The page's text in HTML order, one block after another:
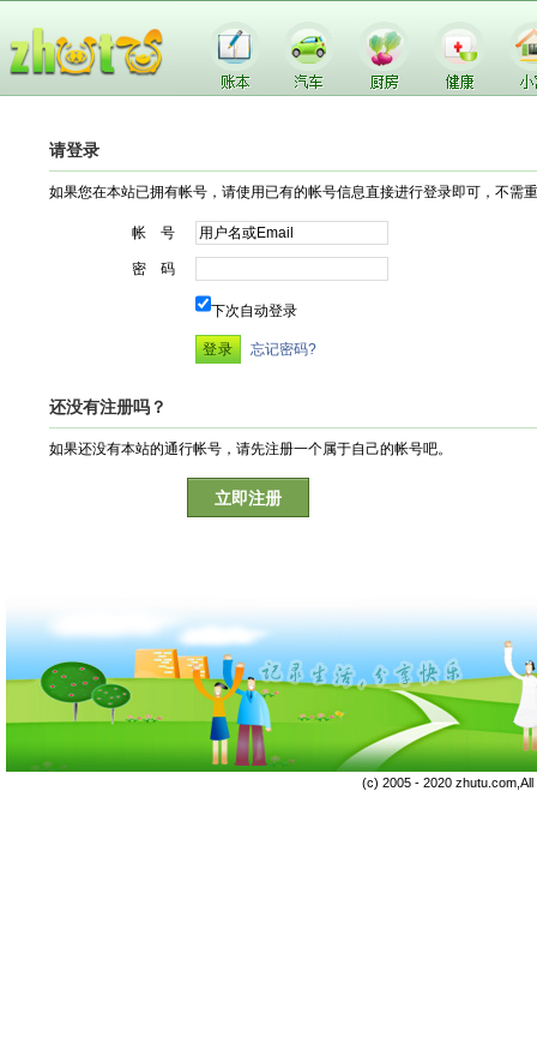
请登录
如果您在本站已拥有帐号，请使用已有的帐号信息直接进行登录即可，不需
帐 号
密 码
下次自动登录
忘记密码?
还没有注册吗？
如果还没有本站的通行帐号，请先注册一个属于自己的帐号吧。
立即注册
(c) 2005 - 2020